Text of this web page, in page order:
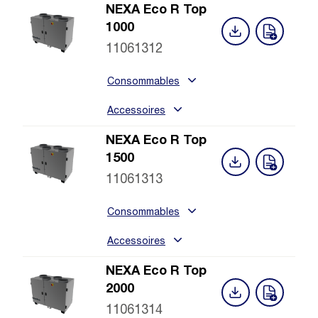
NEXA Eco R Top
1000
11061312
Consommables
Accessoires
NEXA Eco R Top
1500
11061313
Consommables
Accessoires
NEXA Eco R Top
2000
11061314